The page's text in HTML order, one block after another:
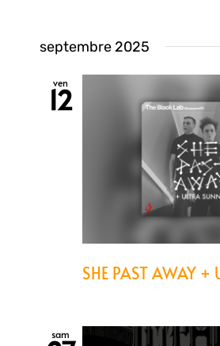
septembre 2025
ven
12
SHE PAST AWAY +
sam